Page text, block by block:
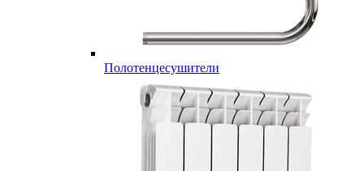
Полотенцесушители